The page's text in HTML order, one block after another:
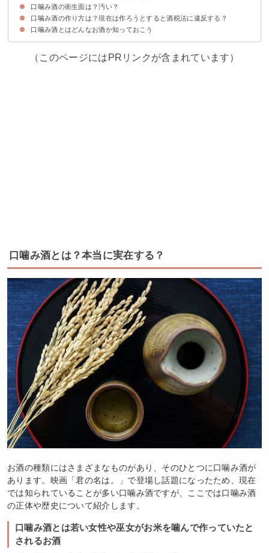
口噛み酒は甘口のお酒にヨーグルトを混ぜたような味
口噛み酒のアルコール度数は9％程度
口噛み酒の衛生面は？汚い？
口噛み酒はアルコールを含むため衛生的な危険はないとされる
しかし現代では受け入れられない可能性の方が高い
口噛み酒の作り方は？現在は作ろうとすると酒税法に違反する？
口噛み酒は自分で作ろうとすると酒税法に違反するので注意
口噛み酒の作り方
口噛み酒とはどんなお酒か知っておこう
（このページにはPRリンクが含まれています）
口噛み酒とは？本当に実在する？
お酒の種類にはさまざまなものがあり、そのひとつに口噛み酒が
あります。映画「君の名は。」で登場し話題になったため、現在
では知られていることが多い口噛み酒ですが、ここでは口噛み酒
の正体や歴史について紹介します。
口噛み酒とは若い女性や巫女がお米を噛んで作っていたと
されるお酒